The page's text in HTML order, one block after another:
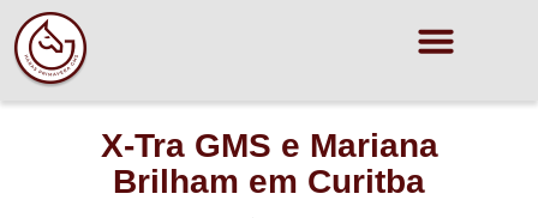
X-Tra GMS e Mariana
Brilham em Curitba